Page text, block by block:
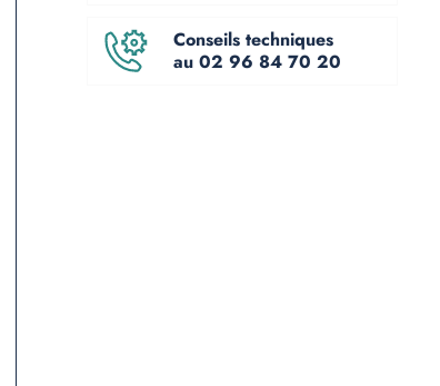
Conseils techniques
au 02 96 84 70 20